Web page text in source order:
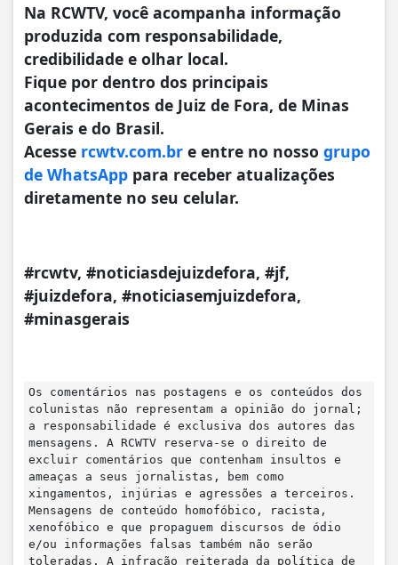
Na RCWTV, você acompanha informação
produzida com responsabilidade,
credibilidade e olhar local.
Fique por dentro dos principais
acontecimentos de Juiz de Fora, de Minas
Gerais e do Brasil.
Acesse rcwtv.com.br e entre no nosso grupo
de WhatsApp para receber atualizações
diretamente no seu celular.
#rcwtv, #noticiasdejuizdefora, #jf,
#juizdefora, #noticiasemjuizdefora,
#minasgerais
Os comentários nas postagens e os conteúdos dos
colunistas não representam a opinião do jornal;
a responsabilidade é exclusiva dos autores das
mensagens. A RCWTV reserva-se o direito de
excluir comentários que contenham insultos e
ameaças a seus jornalistas, bem como
xingamentos, injúrias e agressões a terceiros.
Mensagens de conteúdo homofóbico, racista,
xenofóbico e que propaguem discursos de ódio
e/ou informações falsas também não serão
toleradas. A infração reiterada da política de